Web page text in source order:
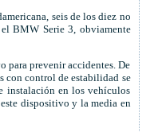
seis de los diez no
BMW Serie 3, obviamente
para prevenir accidentes. De
con control de estabilidad se
instalación en los vehículos
dispositivo y la media en